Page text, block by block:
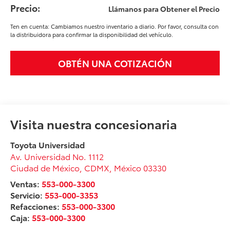
Precio: Llámanos para Obtener el Precio
Ten en cuenta: Cambiamos nuestro inventario a diario. Por favor, consulta con
la distribuidora para confirmar la disponibilidad del vehículo.
OBTÉN UNA COTIZACIÓN
Visita nuestra concesionaria
Toyota Universidad
Av. Universidad No. 1112
Ciudad de México CDMX , México 03330
Ventas:553-000-3300
Servicio:553-000-3353
Refacciones:553-000-3300
Caja:553-000-3300